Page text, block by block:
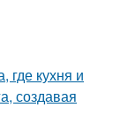
где кухня и
создавая